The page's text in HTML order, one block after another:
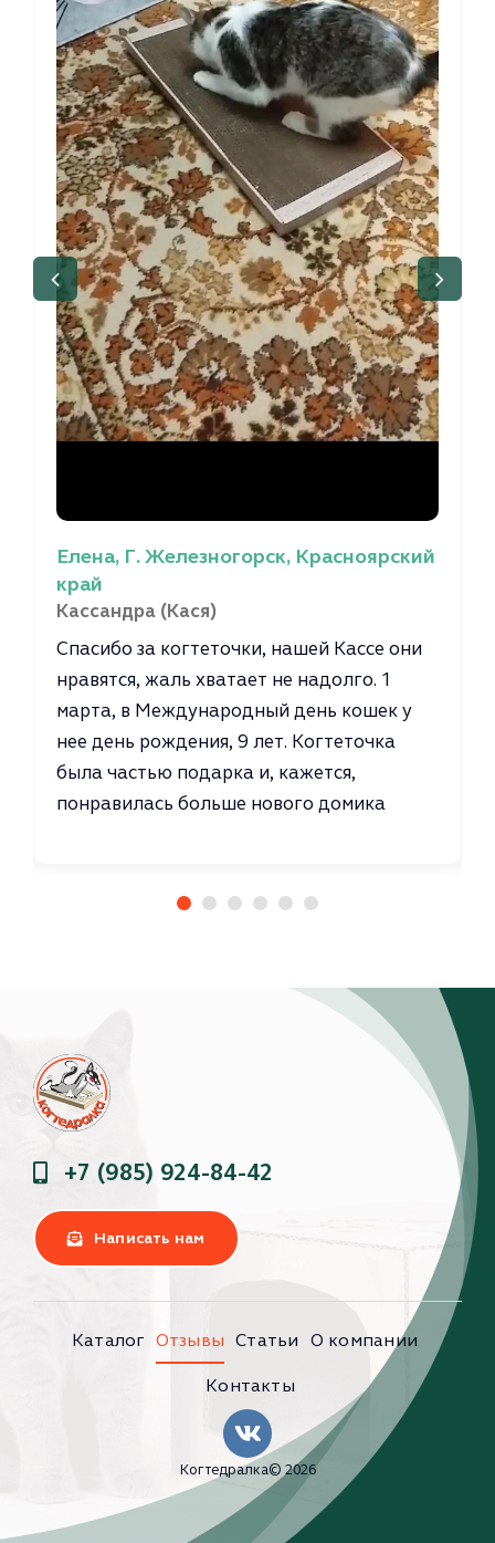
Елена, Г. Железногорск, Красноярский
край
Кассандра (Кася)
Спасибо за когтеточки, нашей Кассе они
нравятся, жаль хватает не надолго. 1
марта, в Международный день кошек у
нее день рождения, 9 лет. Когтеточка
была частью подарка и, кажется,
понравилась больше нового домика
+7 (985) 924-84-42
Написать нам
Каталог Отзывы Статьи О компании
Контакты
Когтедралка© 2026